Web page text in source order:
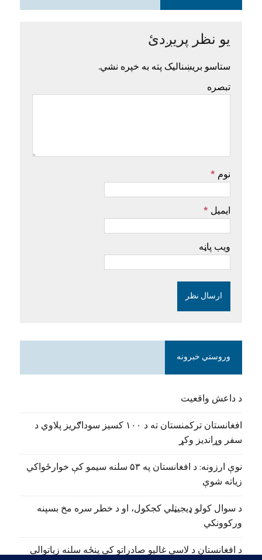
یو نظر پریږدئ
ستاسو بریښنالیک پته به خپره نشي.
تبصره
نوم *
ایمیل *
ویب پاڼه
وروستي خبرونه
د داعش واقعیت
افغانستان ترکمنستان ته د ۱۰۰ کسیز سوداګریز پلاوي د
سفر وړاندیز وکړ
نوې ارزونه: د افغانستان په ۵۳ سلنه سیمو کې خوارځواکي
زیاته شوې
د سوال کولو ډیجیټلي کجکول، او د خطر سره مخ بسپنه
ورکوونکي
د افغانستان د لاسي غالیو صادراتو کې پنځه سلنه زیاتوالی